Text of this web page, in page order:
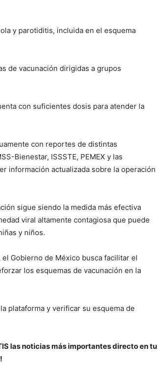
y parotiditis, incluida en el esquema
de vacunación dirigidas a grupos
con suficientes dosis para atender la
con reportes de distintas
Bienestar, ISSSTE, PEMEX y las
información actualizada sobre la operación
sigue siendo la medida más efectiva
viral altamente contagiosa que puede
y niños.
Gobierno de México busca facilitar el
los esquemas de vacunación en la
plataforma y verificar su esquema de
las noticias más importantes directo en tu